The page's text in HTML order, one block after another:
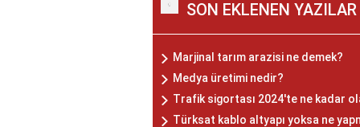
SON EKLENEN YAZILAR
Marjinal tarım arazisi ne demek?
Medya üretimi nedir?
Trafik sigortası 2024'te ne kadar
Türksat kablo altyapı yoksa ne